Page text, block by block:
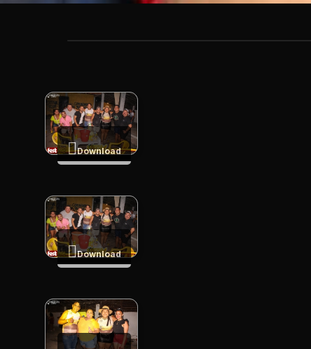
Download
Download